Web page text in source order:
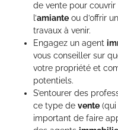
de vente pour
l’amiante ou d’offrir
travaux à venir.
Engagez un agent
vous conseiller sur
votre propriété et
potentiels.
S’entourer des
ce type de vente
important de faire